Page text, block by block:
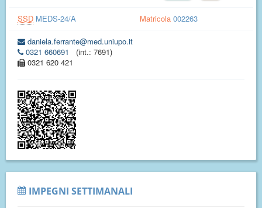
SSD MEDS-24/A Matricola 002263
daniela.ferrante@med.uniupo.it
0321 660691
(int.: 7691)
0321 620 421
IMPEGNI SETTIMANALI